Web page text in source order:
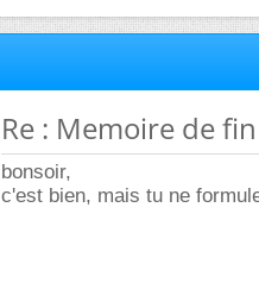
Re : Memoire de
bonsoir,
c'est bien, mais tu ne